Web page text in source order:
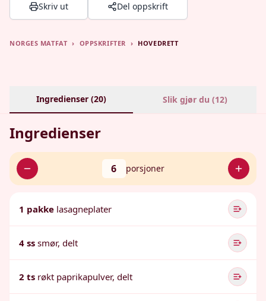
Skriv ut Del oppskrift
NORGES MATFAT › OPPSKRIFTER › HOVEDRETT
Ingredienser (20) Slik gjør du (12)
Ingredienser
6 porsjoner
1 pakke lasagneplater
4 ss smør, delt
2 ts røkt paprikapulver, delt